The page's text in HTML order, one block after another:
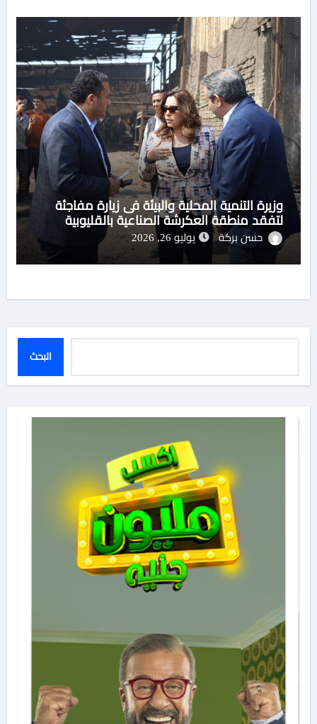
وزيرة التنمية المحلية والبيئة فى زيارة مفاجئة
لتفقد منطقة العكرشة الصناعية بالقليوبية
حسن بركة يوليو 26, 2026
البحث